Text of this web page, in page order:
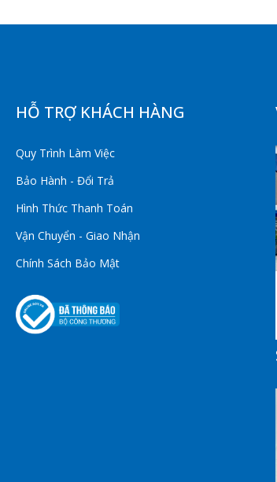
HỖ TRỢ KHÁCH HÀNG
Quy Trình Làm Việc
Bảo Hành - Đổi Trả
Hình Thức Thanh Toán
Vận Chuyển - Giao Nhận
Chính Sách Bảo Mật